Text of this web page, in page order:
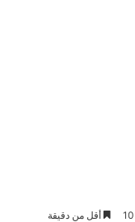
10 أقل من دقيقة